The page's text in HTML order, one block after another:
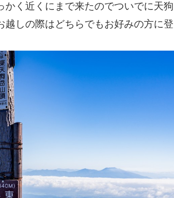
く近くにまで来たのでついでに天狗
しの際はどちらでもお好みの方に登